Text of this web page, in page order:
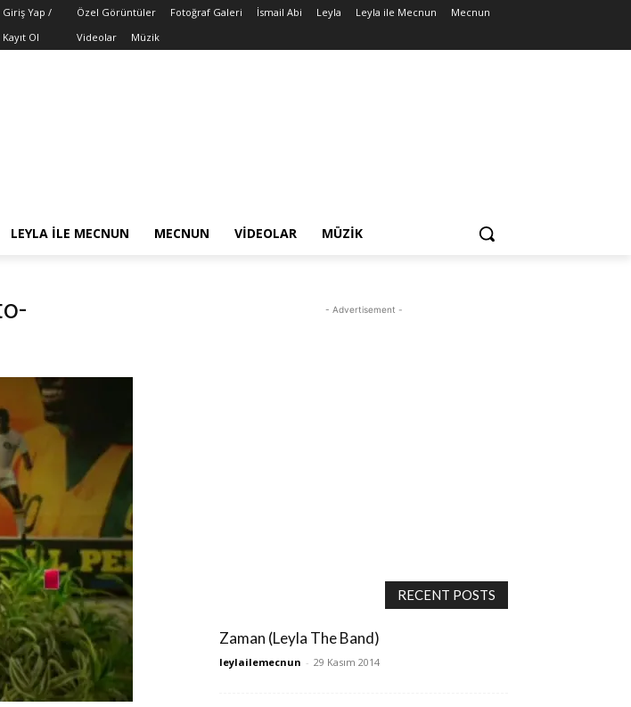
Giriş Yap /
Kayıt Ol
Özel Görüntüler Fotoğraf Galeri İsmail Abi Leyla Leyla ile Mecnun
Mecnun
Videolar
Müzik
LEYLA ILE MECNUN MECNUN VIDEOLAR MÜZIK
- Advertisement -
RECENT POSTS
Zaman (Leyla The Band)
leylailemecnun - 29 Kasım 2014